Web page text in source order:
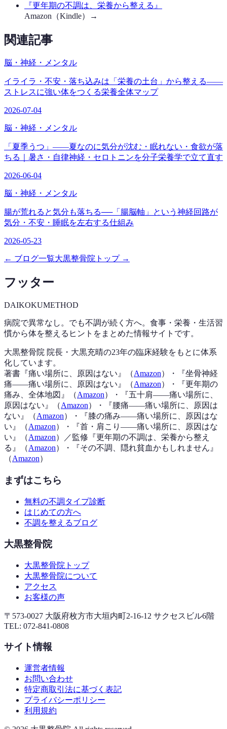
『更年期の不調は、栄養から整える 』
Amazon（Kindle）→
関連記事
脳・神経・メンタル
イライラ・不安・落ち込みは「栄養の土台」から整える——
ストレスに強い体をつくる栄養全体マップ
2026-07-04
脳・神経・メンタル
「夏季うつ」——夏なのに気分が沈む・眠れない・食欲が落
ちる｜暑さ・自律神経・セロトニンを分子栄養学で立て直す
2026-06-04
脳・神経・メンタル
腸が荒れると気分も落ちる──「腸脳軸」という神経回路が
気分・不安・睡眠を左右する仕組み
2026-05-23
← ブログ一覧大黒整骨院トップ →
フッター
DAIKOKUMETHOD
病院で異常なし。でも不調が続く方へ。食事・栄養・生活習
慣から体を整えるヒントをまとめた情報サイトです。
大黒整骨院 院長・大黒充晴の23年の臨床経験をもとに体系
化しています。
著書『痛い場所に、原因はない 』（Amazon） ・『坐骨神経
痛——痛い場所に、原因はない 』（Amazon） ・『更年期の
痛み、全体地図 』（Amazon） ・『五十肩——痛い場所に、
原因はない 』（Amazon） ・『腰痛——痛い場所に、原因は
ない 』（Amazon） ・『膝の痛み——痛い場所に、原因はな
い 』（Amazon） ・『首・肩こり——痛い場所に、原因はな
い 』（Amazon） ／監修『更年期の不調は、栄養から整え
る 』（Amazon） ・『その不調、隠れ貧血かもしれません 』
（Amazon）
まずはこちら
無料の不調タイプ診断
はじめての方へ
不調を整えるブログ
大黒整骨院
大黒整骨院トップ
大黒整骨院について
アクセス
お客様の声
〒573-0027 大阪府枚方市大垣内町2-16-12 サクセスビル6階
TEL: 072-841-0808
サイト情報
運営者情報
お問い合わせ
特定商取引法に基づく表記
プライバシーポリシー
利用規約